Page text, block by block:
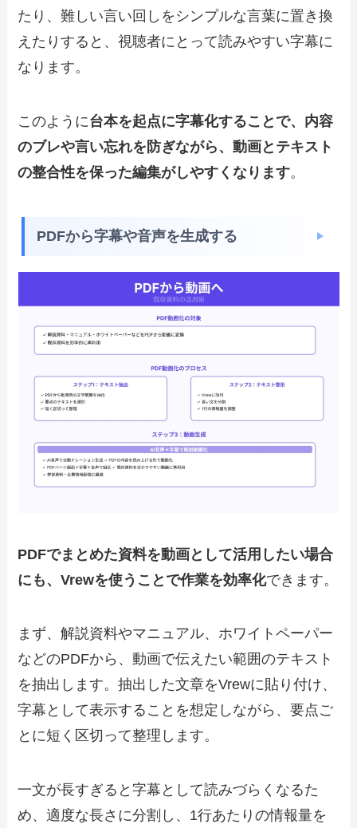
たり、難しい言い回しをシンプルな言葉に置き換
えたりすると、視聴者にとって読みやすい字幕に
なります。
このように台本を起点に字幕化することで、内容
のブレや言い忘れを防ぎながら、動画とテキスト
の整合性を保った編集がしやすくなります。
PDFから字幕や音声を生成する
PDFでまとめた資料を動画として活用したい場合
にも、Vrewを使うことで作業を効率化できます。
まず、解説資料やマニュアル、ホワイトペーパー
などのPDFから、動画で伝えたい範囲のテキスト
を抽出します。抽出した文章をVrewに貼り付け、
字幕として表示することを想定しながら、要点ご
とに短く区切って整理します。
一文が長すぎると字幕として読みづらくなるた
め、適度な長さに分割し、1行あたりの情報量を